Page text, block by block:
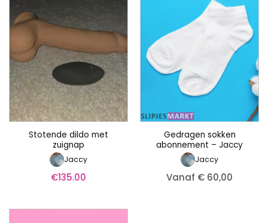
Stotende dildo met
zuignap
Jaccy
€135.00
Gedragen sokken
abonnement – Jaccy
Jaccy
Vanaf € 60,00